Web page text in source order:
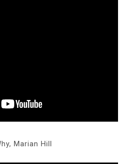
Marian Hill